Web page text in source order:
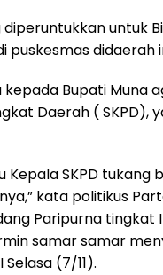
untuk
puskesmas didaerah
Bupati Muna
Daerah ( SKPD),
Kepala SKPD tukang
kata politikus
Paripurna tingkat
samar samar
(7/11).